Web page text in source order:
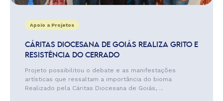
Apoio a Projetos
CÁRITAS DIOCESANA DE GOIÁS REALIZA GRITO E
RESISTÊNCIA DO CERRADO
Projeto possibilitou o debate e as manifestações
artísticas que ressaltam a importância do bioma
Realizado pela Cáritas Diocesana de Goiás, ...